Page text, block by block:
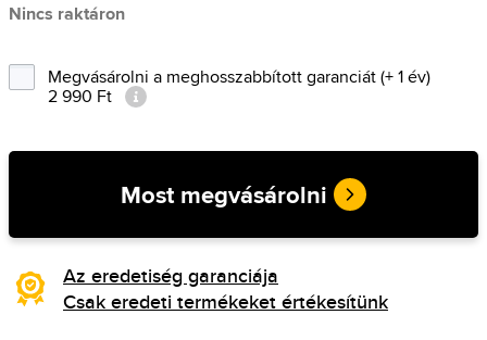
Nincs raktáron
Megvásárolni a meghosszabbított garanciát (+ 1 év)
2 990 Ft
Most megvásárolni
Az eredetiség garanciája
Csak eredeti termékeket értékesítünk